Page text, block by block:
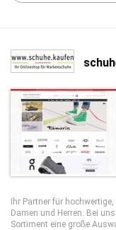
Ihr Partner für
Damen und Herren. Bei
Sortiment eine große